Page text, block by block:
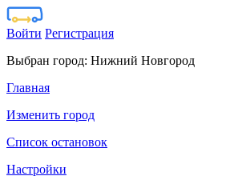
Войти Регистрация
Выбран город: Нижний Новгород
Главная
Изменить город
Список остановок
Настройки